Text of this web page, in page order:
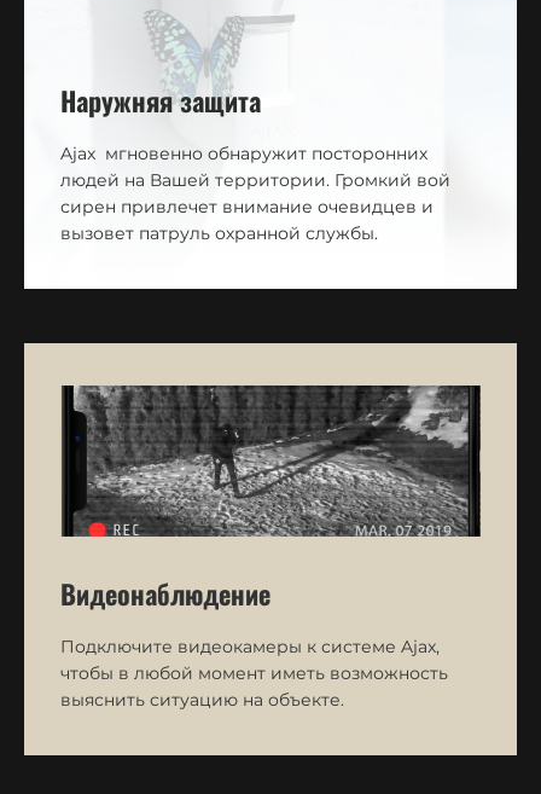
Наружняя защита
Ajax мгновенно обнаружит посторонних
людей на Вашей территории. Громкий вой
сирен привлечет внимание очевидцев и
вызовет патруль охранной службы.
Видеонаблюдение
Подключите видеокамеры к системе Ajax,
чтобы в любой момент иметь возможность
выяснить ситуацию на объекте.